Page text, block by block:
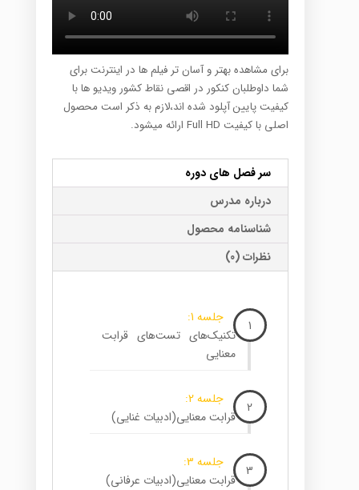
برای مشاهده بهتر و آسان تر فیلم ها در اینترنت برای
شما داوطلبان کنکور در اقصی نقاط کشور ویدیو ها با
کیفیت پایین آپلود شده اند،لازم به ذکر است محصول
اصلی با کیفیت Full HD ارائه میشود.
سر فصل های دوره
درباره مدرس
شناسنامه محصول
نظرات (0)
1
جلسه 1:
تکنیک‌های تست‌های قرابت
معنایی
2
جلسه 2:
قرابت معنایی(ادبیات غنایی)
3
جلسه 3:
قرابت معنایی(ادبیات عرفانی)